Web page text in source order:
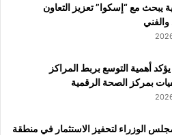
يبحث مع “إسكوا” تعزيز التعاون
والفني
أهمية التوسع بربط المراكز
بمركز الصحة الرقمية
الوزراء لتحفيز الاستثمار في منطقة